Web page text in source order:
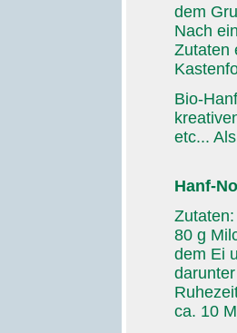
dem
Nach
Zutaten
Bio-
etc...
Hanf-
80 g
dem Ei
ca. 10